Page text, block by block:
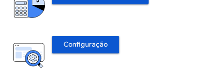
Configuração